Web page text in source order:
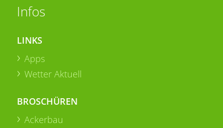
Infos
LINKS
Apps
Wetter Aktuell
BROSCHÜREN
Ackerbau